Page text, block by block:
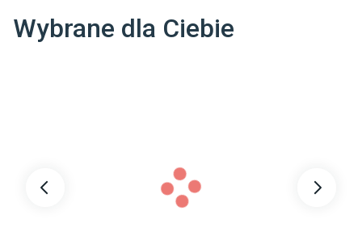
Wybrane dla Ciebie